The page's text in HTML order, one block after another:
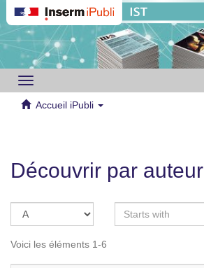
Toggle
navigation
Accueil iPubli
Découvrir par auteur
Voici les éléments 1-6